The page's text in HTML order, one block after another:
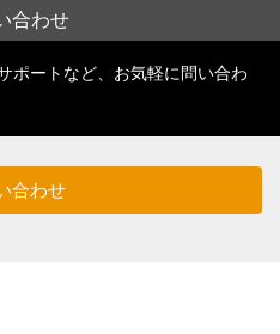
合わせ
ポートなど、お気軽に問い合わ
合わせ